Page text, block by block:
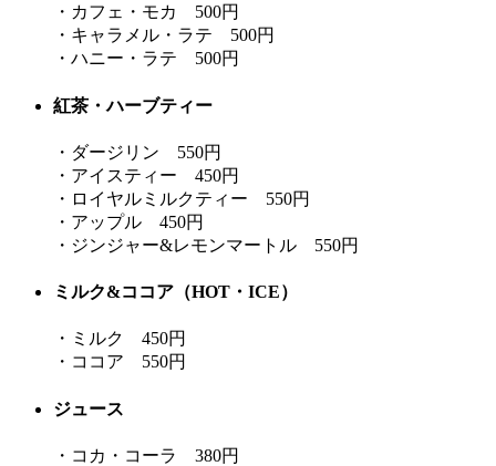
・カフェ・モカ 500円
・キャラメル・ラテ 500円
・ハニー・ラテ 500円
紅茶・ハーブティー
・ダージリン 550円
・アイスティー 450円
・ロイヤルミルクティー 550円
・アップル 450円
・ジンジャー&レモンマートル 550円
ミルク&ココア（HOT・ICE）
・ミルク 450円
・ココア 550円
ジュース
・コカ・コーラ 380円